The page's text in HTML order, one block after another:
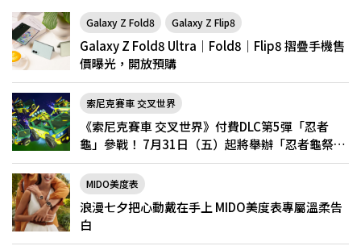
Galaxy Z Fold8 Galaxy Z Flip8
Galaxy Z Fold8 Ultra｜Fold8｜Flip8 摺疊手機售
價曝光，開放預購
索尼克賽車 交叉世界
《索尼克賽車 交叉世界》付費DLC第5彈「忍者
龜」參戰！ 7月31日（五）起將舉辦「忍者龜祭
典」
MIDO美度表
浪漫七夕把心動戴在手上 MIDO美度表專屬溫柔告
白